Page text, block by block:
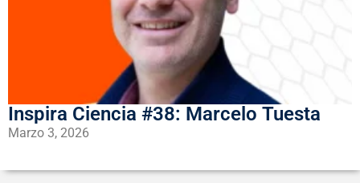
Inspira Ciencia #38: Marcelo Tuesta
Marzo 3, 2026